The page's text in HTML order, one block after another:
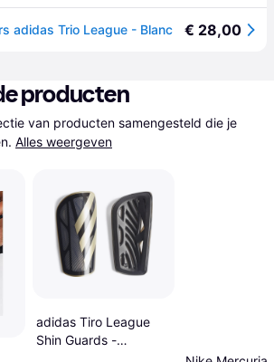
adidas Trio League - Blanc € 28,00
producten
van producten samengesteld die je
Alles weergeven
adidas Tiro League
Shin Guards -